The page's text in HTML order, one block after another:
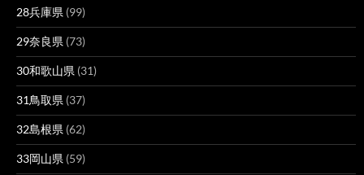
28兵庫県 (99)
29奈良県 (73)
30和歌山県 (31)
31鳥取県 (37)
32島根県 (62)
33岡山県 (59)